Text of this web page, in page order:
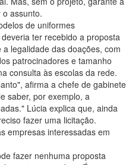
assunto.
de uniformes
ter recebido a proposta
legalidade das doações, com
patrocinadores e tamanho
consulta às escolas da rede.
afirma a chefe de gabinete
saber, por exemplo, a
Lúcia explica que, ainda
fazer uma licitação.
empresas interessadas em
fazer nenhuma proposta